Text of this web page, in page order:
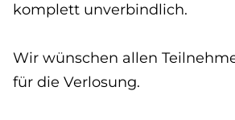
komplett unverbindlich.
Wir wünschen allen
für die Verlosung.